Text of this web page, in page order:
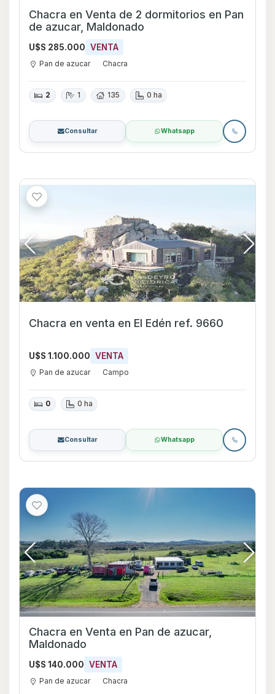
Chacra en Venta de 2 dormitorios en Pan
de azucar, Maldonado
U$S 285.000 VENTA
Pan de azucar Chacra
2 1 135 0 ha
Consultar Whatsapp
Chacra en venta en El Edén ref. 9660
U$S 1.100.000 VENTA
Pan de azucar Campo
0 0 ha
Consultar Whatsapp
Chacra en Venta en Pan de azucar,
Maldonado
U$S 140.000 VENTA
Pan de azucar Chacra